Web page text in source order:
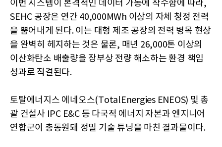
이번 시스템이 본격적인 데이터 가동에 착수함에 따라,
SEHC 공장은 연간 40,000MWh 이상의 자체 청정 전력
을 뿜어내게 된다. 이는 대형 제조 공장의 전력 병목 현상
을 완벽히 헤지하는 것은 물론, 매년 26,000톤 이상의
이산화탄소 배출량을 장부상 전량 해소하는 환경 책임
성과로 직결된다.
토탈에너지스 에네오스(TotalEnergies ENEOS) 및 총
괄 건설사 IPC E&C 등 다국적 에너지 자본과 엔지니어
연합군이 총동원돼 정밀 기술 튜닝을 마친 결과물이다.